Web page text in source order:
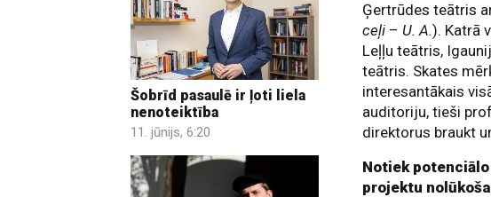
Šobrīd pasaulē ir ļoti liela
nenoteiktība
11. jūnijs, 6:20
Ģertrūdes teātris
ceļi – U. A.). Katrā
Leļļu teātris,
teātris. Skates
interesantākais
auditoriju, tieši
direktorus braukt
Notiek
projektu